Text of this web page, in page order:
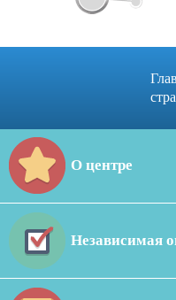
О центре
Независимая